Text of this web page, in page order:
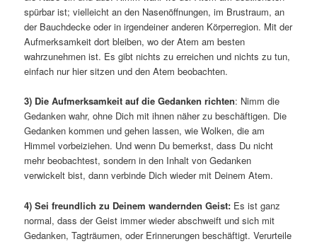
spürbar ist; vielleicht an den Nasenöffnungen, im Brustraum, an
der Bauchdecke oder in irgendeiner anderen Körperregion. Mit der
Aufmerksamkeit dort bleiben, wo der Atem am besten
wahrzunehmen ist. Es gibt nichts zu erreichen und nichts zu tun,
einfach nur hier sitzen und den Atem beobachten.
3) Die Aufmerksamkeit auf die Gedanken richten: Nimm die
Gedanken wahr, ohne Dich mit ihnen näher zu beschäftigen. Die
Gedanken kommen und gehen lassen, wie Wolken, die am
Himmel vorbeiziehen. Und wenn Du bemerkst, dass Du nicht
mehr beobachtest, sondern in den Inhalt von Gedanken
verwickelt bist, dann verbinde Dich wieder mit Deinem Atem.
4) Sei freundlich zu Deinem wandernden Geist: Es ist ganz
normal, dass der Geist immer wieder abschweift und sich mit
Gedanken, Tagträumen, oder Erinnerungen beschäftigt. Verurteile